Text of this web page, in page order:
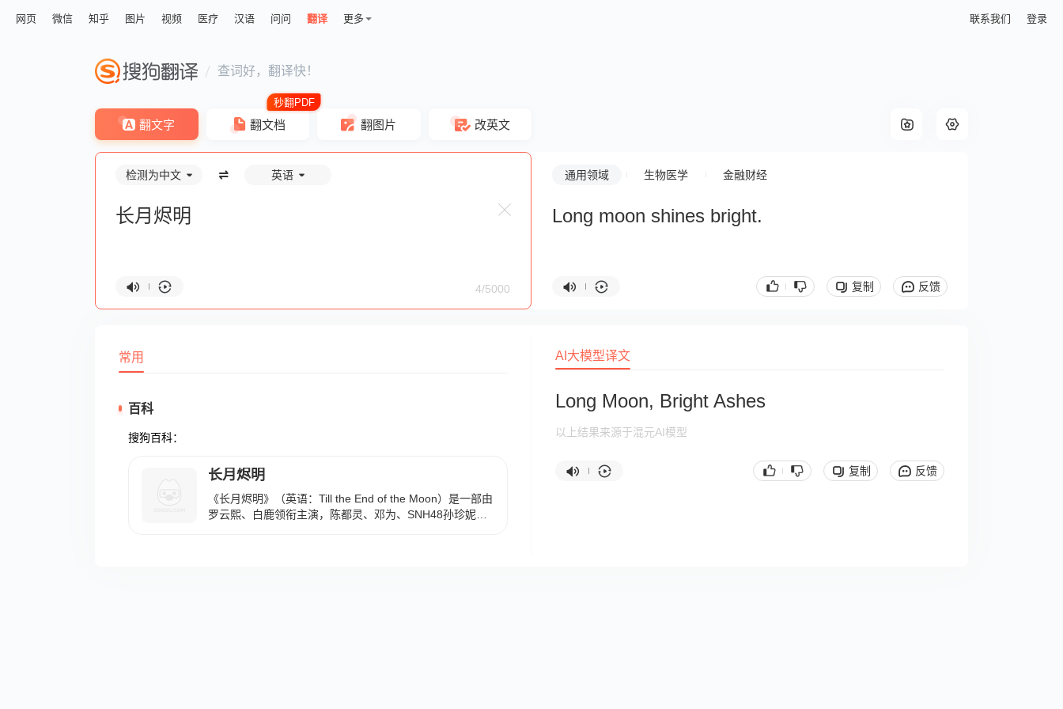
网页 微信 知乎 图片 视频 医疗 汉语 问问 翻译 更多 联系我们 登录
查词好，翻译快！
翻文字 翻文档 翻图片 改英文
检测为中文 英语
4/5000
通用领域 生物医学 金融财经
Long moon shines bright.
复制 反馈
常用
百科
搜狗百科：
长月烬明
《长月烬明》（英语：Till the End of the Moon）是一部由
罗云熙、白鹿领衔主演，陈都灵、邓为、SNH48孙珍妮、
AI大模型译文
Long Moon, Bright Ashes
以上结果来源于混元AI模型
复制 反馈